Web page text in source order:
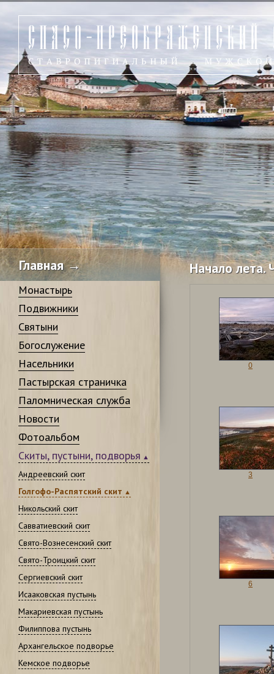
Главная →
Монастырь
Подвижники
Святыни
Богослужение
Насельники
Пастырская страничка
Паломническая служба
Новости
Фотоальбом
Скиты, пустыни, подворья
Андреевский скит
Голгофо-Распятский скит
Никольский скит
Савватиевский скит
Свято-Вознесенский скит
Свято-Троицкий скит
Сергиевский скит
Исааковская пустынь
Макариевская пустынь
Филиппова пустынь
Архангельское подворье
Кемское подворье
Начало лета.
0
3
6